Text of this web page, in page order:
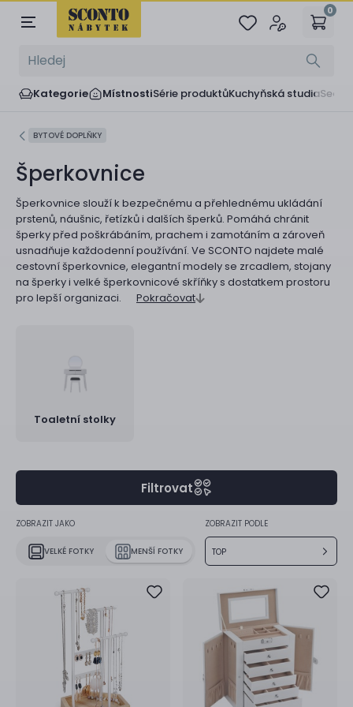
0
Kategorie MístnostiSérie produktůKuchyňská studia
BYTOVÉ DOPLŇKY
Šperkovnice
Šperkovnice slouží k bezpečnému a přehlednému ukládání
prstenů, náušnic, řetízků i dalších šperků. Pomáhá chránit
šperky před poškrábáním, prachem i zamotáním a zároveň
usnadňuje každodenní používání. Ve SCONTO najdete malé
cestovní šperkovnice, elegantní modely se zrcadlem, stojany
na šperky i velké šperkovnicové skříňky s dostatkem prostoru
pro lepší organizaci.
Pokračovat
Toaletní stolky
Filtrovat
ZOBRAZIT JAKO
VELKÉ FOTKY MENŠÍ FOTKY
ZOBRAZIT PODLE
TOP